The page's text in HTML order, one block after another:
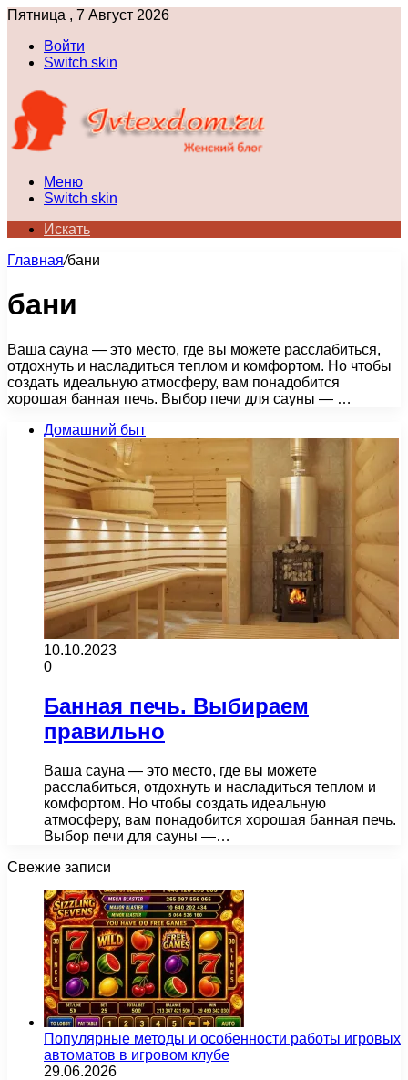
Пятница , 7 Август 2026
Войти
Switch skin
Меню
Switch skin
Искать
Главная/бани
бани
Ваша сауна — это место, где вы можете расслабиться,
отдохнуть и насладиться теплом и комфортом. Но чтобы
создать идеальную атмосферу, вам понадобится
хорошая банная печь. Выбор печи для сауны — …
Домашний быт
10.10.2023
0
Банная печь. Выбираем
правильно
Ваша сауна — это место, где вы можете
расслабиться, отдохнуть и насладиться теплом и
комфортом. Но чтобы создать идеальную
атмосферу, вам понадобится хорошая банная печь.
Выбор печи для сауны —…
Свежие записи
Популярные методы и особенности работы игровых
автоматов в игровом клубе
29.06.2026